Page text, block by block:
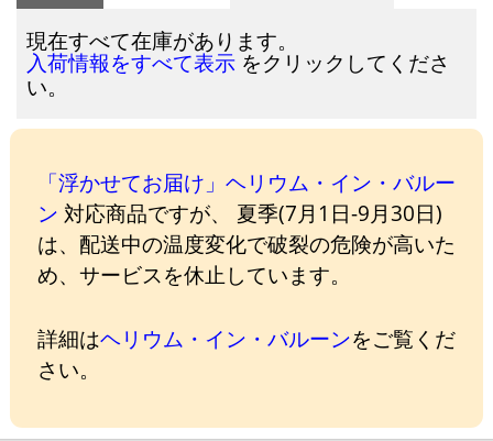
現在すべて在庫があります。
入荷情報をすべて表示 をクリックしてくださ
い。
「浮かせてお届け」ヘリウム・イン・バルー
ン 対応商品ですが、 夏季(7月1日-9月30日)
は、配送中の温度変化で破裂の危険が高いた
め、サービスを休止しています。
詳細はヘリウム・イン・バルーンをご覧くだ
さい。